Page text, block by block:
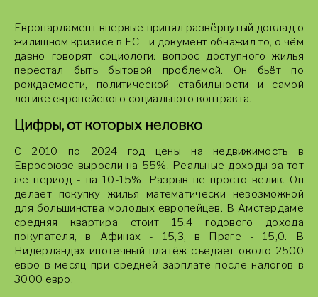
Европарламент впервые принял развёрнутый доклад о
жилищном кризисе в ЕС - и документ обнажил то, о чём
давно говорят социологи: вопрос доступного жилья
перестал быть бытовой проблемой. Он бьёт по
рождаемости, политической стабильности и самой
логике европейского социального контракта.
Цифры, от которых неловко
С 2010 по 2024 год цены на недвижимость в
Евросоюзе выросли на 55%. Реальные доходы за тот
же период - на 10-15%. Разрыв не просто велик. Он
делает покупку жилья математически невозможной
для большинства молодых европейцев. В Амстердаме
средняя квартира стоит 15,4 годового дохода
покупателя, в Афинах - 15,3, в Праге - 15,0. В
Нидерландах ипотечный платёж съедает около 2500
евро в месяц при средней зарплате после налогов в
3000 евро.